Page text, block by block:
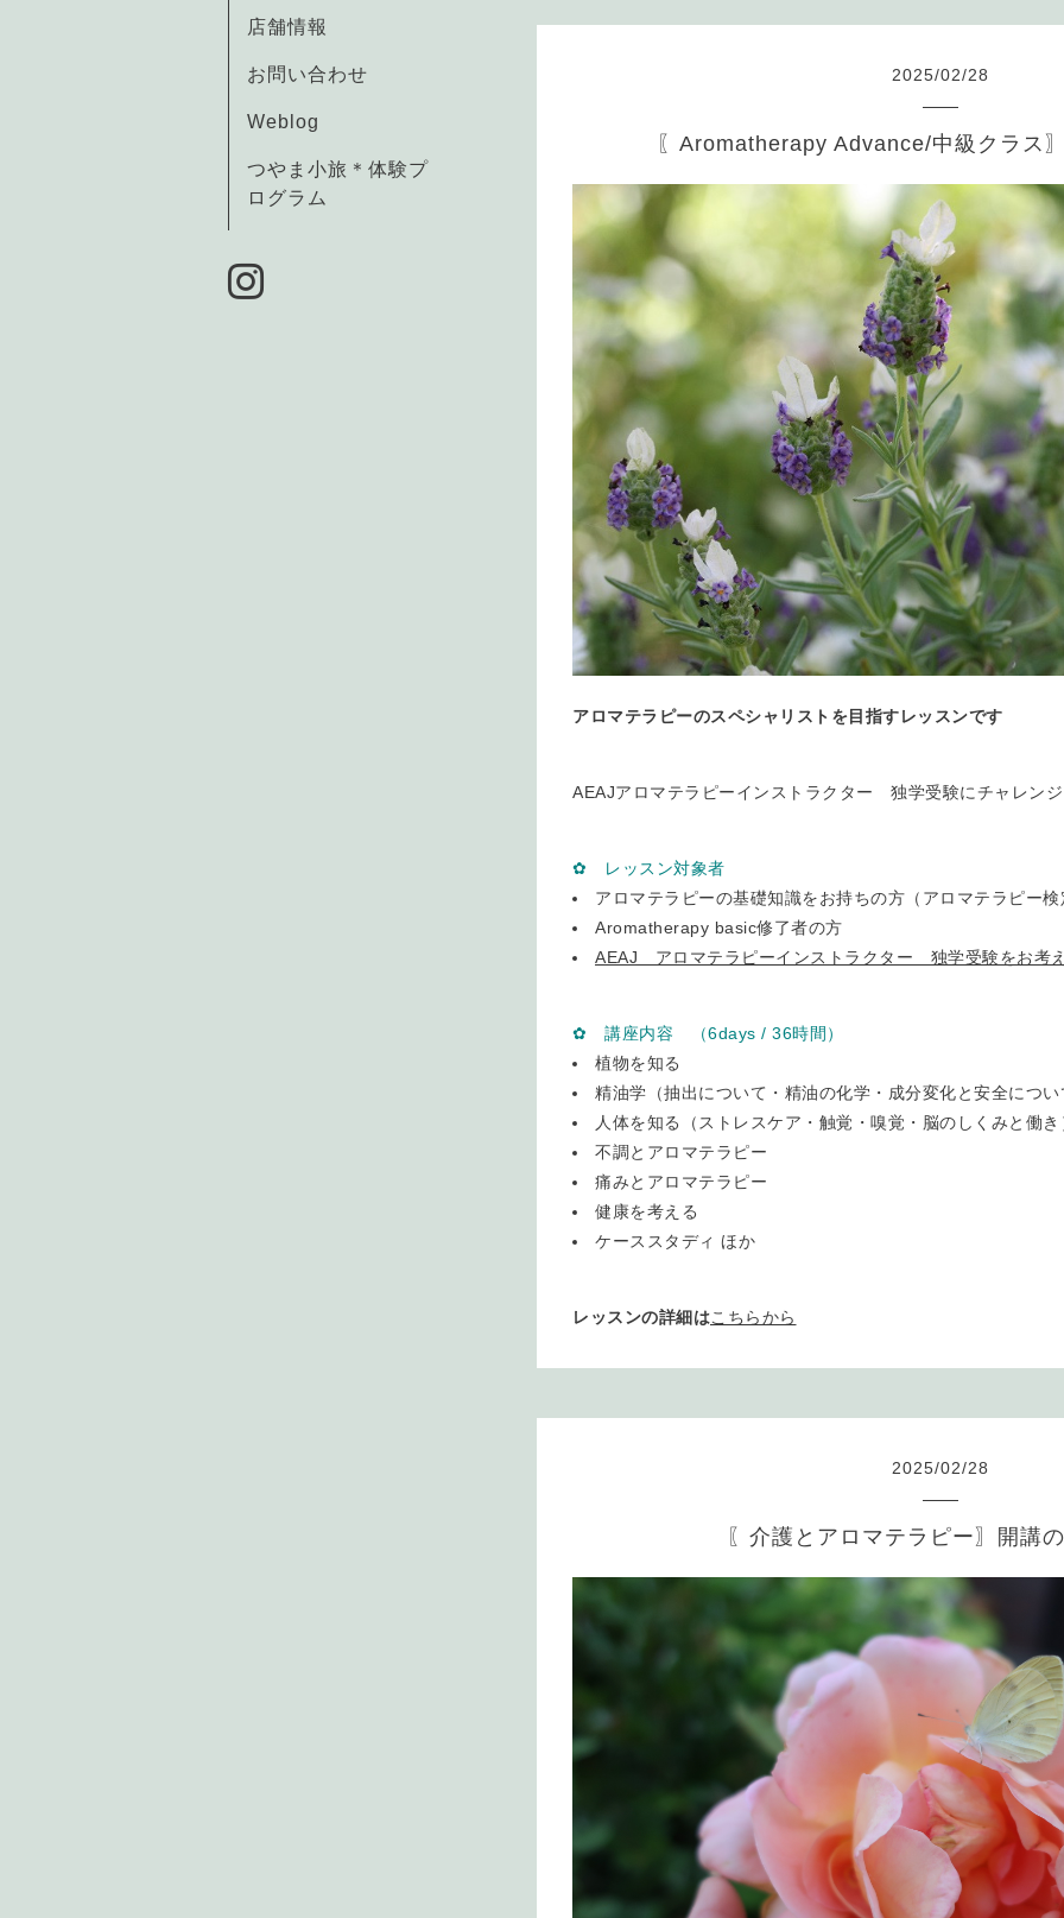
店舗情報
お問い合わせ
Weblog
つやま小旅＊体験プ
ログラム
2025/02/28
〖Aromatherapy Advance/中級クラス
アロマテラピーのスペシャリストを目指すレッスンです
AEAJアロマテラピーインストラクター 独学受験にチャレン
✿ レッスン対象者
アロマテラピーの基礎知識をお持ちの方（アロマテラピー
Aromatherapy basic修了者の方
AEAJ アロマテラピーインストラクター 独学受験をお考
✿ 講座内容 （6days / 36時間 ）
植物を知る
精油学（抽出について・精油の化学・成分変化と安全につ
人体を知る（ストレスケア・触覚・嗅覚・脳のしくみと働き
不調とアロマテラピー
痛みとアロマテラピー
健康を考える
ケーススタディ ほか
レッスンの詳細はこちらから
2025/02/28
〖介護とアロマテラピー〗開講